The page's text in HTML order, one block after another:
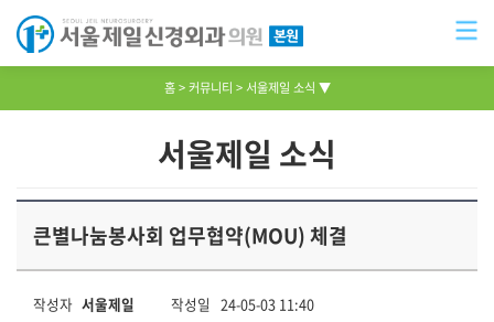
홈 커뮤니티 서울제일 소식 ▼
서울제일 소식
큰별나눔봉사회 업무협약(MOU) 체결
작성자 서울제일 작성일 24-05-03 11:40